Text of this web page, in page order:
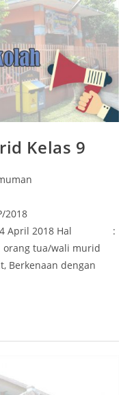
Kelas 9
2018 Hal :
orang tua/wali murid
Berkenaan dengan